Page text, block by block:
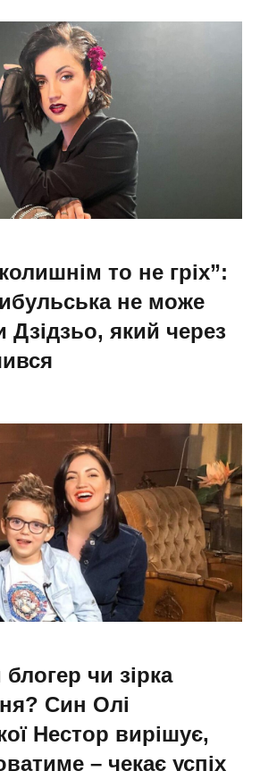
то не гріх”:
не може
Дзідзьо, який через
чи зірка
Син Олі
Нестор вирішує,
– чекає успіх